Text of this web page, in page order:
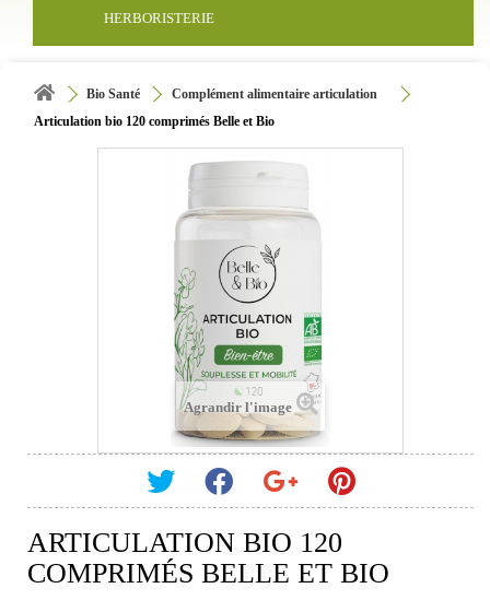
HERBORISTERIE
Bio Santé
Complément alimentaire articulation
Articulation bio 120 comprimés Belle et Bio
Agrandir l'image
ARTICULATION BIO 120
COMPRIMÉS BELLE ET BIO